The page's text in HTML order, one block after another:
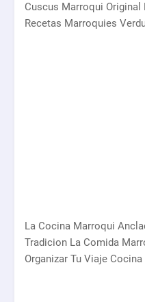
Cuscus Marroqui
Recetas Marroquies
La Cocina Marroqui
Tradicion La Comida
Organizar Tu Viaje